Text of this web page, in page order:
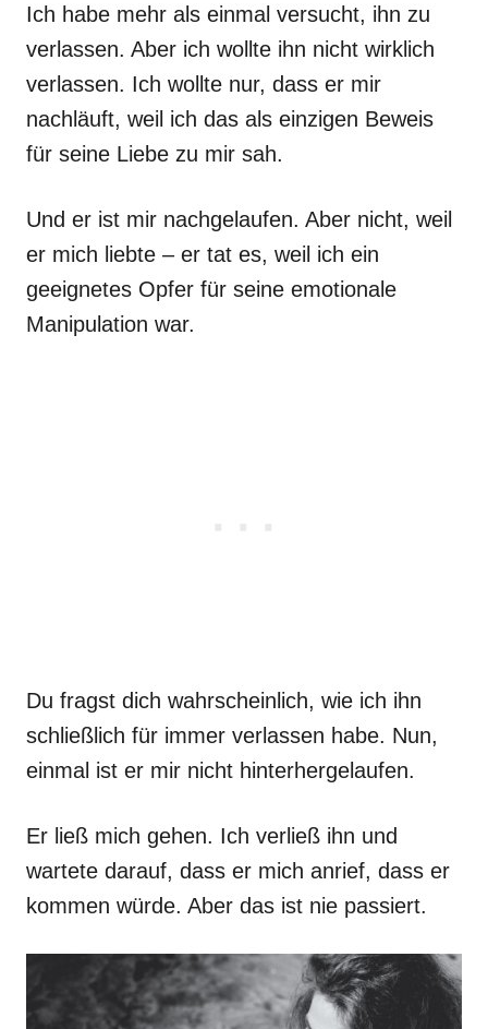
Ich habe mehr als einmal versucht, ihn zu
verlassen. Aber ich wollte ihn nicht wirklich
verlassen. Ich wollte nur, dass er mir
nachläuft, weil ich das als einzigen Beweis
für seine Liebe zu mir sah.
Und er ist mir nachgelaufen. Aber nicht, weil
er mich liebte – er tat es, weil ich ein
geeignetes Opfer für seine emotionale
Manipulation war.
Du fragst dich wahrscheinlich, wie ich ihn
schließlich für immer verlassen habe. Nun,
einmal ist er mir nicht hinterhergelaufen.
Er ließ mich gehen. Ich verließ ihn und
wartete darauf, dass er mich anrief, dass er
kommen würde. Aber das ist nie passiert.